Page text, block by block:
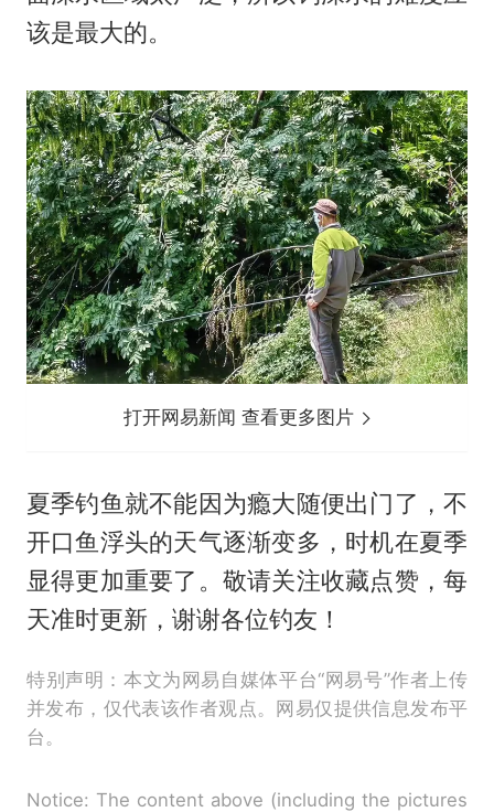
该是最大的。
打开网易新闻 查看更多图片
夏季钓鱼就不能因为瘾大随便出门了，不
开口鱼浮头的天气逐渐变多，时机在夏季
显得更加重要了。敬请关注收藏点赞，每
天准时更新，谢谢各位钓友！
特别声明：本文为网易自媒体平台“网易号”作者上传
并发布，仅代表该作者观点。网易仅提供信息发布平
台。
Notice: The content above (including the pictures